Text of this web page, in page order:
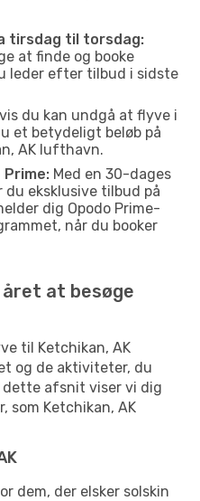
tirsdag til torsdag:
at finde og booke
leder efter tilbud i sidste
du kan undgå at flyve i
et betydeligt beløb på
AK lufthavn.
Prime: Med en 30-dages
eksklusive tilbud på
dig Opodo Prime-
når du booker
at besøge
til Ketchikan, AK
og de aktiviteter, du
dette afsnit viser vi dig
som Ketchikan, AK
dem, der elsker solskin